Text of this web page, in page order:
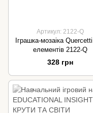
Артикул: 2122-Q
Іграшка-мозаіка
елементів 2122-Q
328 грн